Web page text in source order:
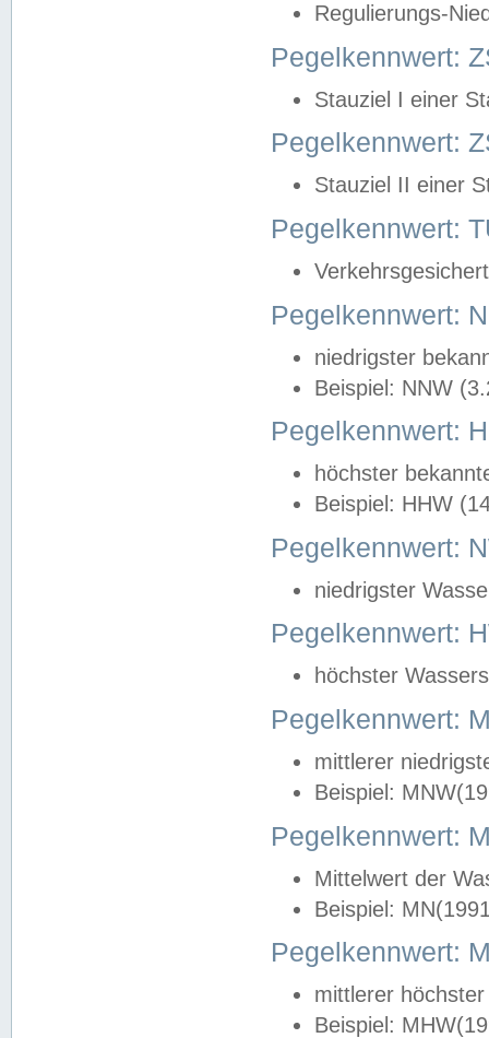
Regulierungs-
Pegelkennwert:
Stauziel I einer
Pegelkennwert:
Stauziel II einer
Pegelkennwert:
Pegelkennwert:
niedrigster
Beispiel: NNW
Pegelkennwert:
höchster
Beispiel: HHW
Pegelkennwert:
niedrigster
Pegelkennwert:
höchster
Pegelkennwert:
mittlerer
Beispiel:
Pegelkennwert:
Mittelwert der
Beispiel:
Pegelkennwert:
mittlerer
Beispiel: